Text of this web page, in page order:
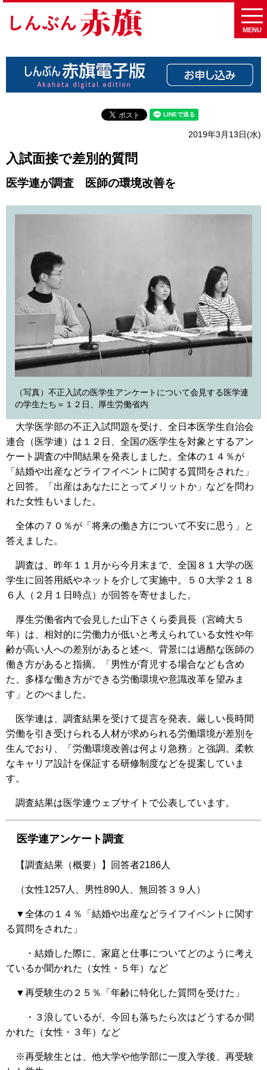
MENU
2019年3月13日(水)
入試面接で差別的質問
医学連が調査 医師の環境改善を
（写真）不正入試の医学生アンケートについて会見する医学連
の学生たち＝１２日、厚生労働省内
大学医学部の不正入試問題を受け、全日本医学生自治会
連合（医学連）は１２日、全国の医学生を対象とするアン
ケート調査の中間結果を発表しました。全体の１４％が
「結婚や出産などライフイベントに関する質問をされた」
と回答。「出産はあなたにとってメリットか」などを問わ
れた女性もいました。
全体の７０％が「将来の働き方について不安に思う」と
答えました。
調査は、昨年１１月から今月末まで、全国８１大学の医
学生に回答用紙やネットを介して実施中。５０大学２１８
６人（２月１日時点）が回答を寄せました。
厚生労働省内で会見した山下さくら委員長（宮崎大５
年）は、相対的に労働力が低いと考えられている女性や年
齢が高い人への差別があると述べ、背景には過酷な医師の
働き方があると指摘。「男性が育児する場合なども含め
た、多様な働き方ができる労働環境や意識改革を望みま
す」とのべました。
医学連は、調査結果を受けて提言を発表。厳しい長時間
労働を引き受けられる人材が求められる労働環境が差別を
生んでおり、「労働環境改善は何より急務」と強調。柔軟
なキャリア設計を保証する研修制度などを提案していま
す。
調査結果は医学連ウェブサイトで公表しています。
医学連アンケート調査
【調査結果（概要）】回答者2186人
（女性1257人、男性890人、無回答３９人）
▼全体の１４％「結婚や出産などライフイベントに関す
る質問をされた」
・結婚した際に、家庭と仕事についてどのように考え
ているか聞かれた（女性・５年）など
▼再受験生の２５％「年齢に特化した質問を受けた」
・３浪しているが、今回も落ちたら次はどうするか聞
かれた（女性・３年）など
※再受験生とは、他大学や他学部に一度入学後、再受験